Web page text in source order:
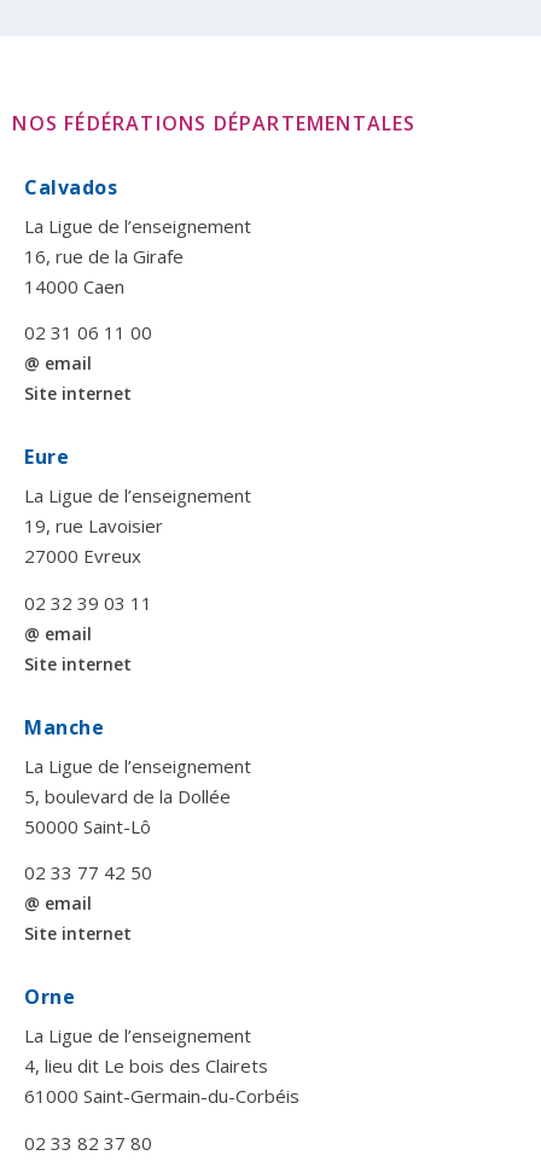
NOS FÉDÉRATIONS DÉPARTEMENTALES
Calvados
La Ligue de l’enseignement
16, rue de la Girafe
14000 Caen
02 31 06 11 00
@ email
Site internet
Eure
La Ligue de l’enseignement
19, rue Lavoisier
27000 Evreux
02 32 39 03 11
@ email
Site internet
Manche
La Ligue de l’enseignement
5, boulevard de la Dollée
50000 Saint-Lô
02 33 77 42 50
@ email
Site internet
Orne
La Ligue de l’enseignement
4, lieu dit Le bois des Clairets
61000 Saint-Germain-du-Corbéis
02 33 82 37 80